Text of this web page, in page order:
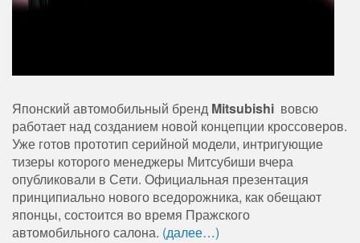
Японский автомобильный бренд Mitsubishi вовсю
работает над созданием новой концепции кроссоверов.
Уже готов прототип серийной модели, интригующие
тизеры которого менеджеры Митсубиши вчера
опубликовали в Сети. Официальная презентация
принципиально нового вседорожника, как обещают
японцы, состоится во время Пражского
автомобильного салона. (далее…)